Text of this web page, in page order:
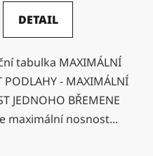
DETAIL
tabulka MAXIMÁLNÍ
PODLAHY - MAXIMÁLNÍ
JEDNOHO BŘEMENE
maximální nosnost...